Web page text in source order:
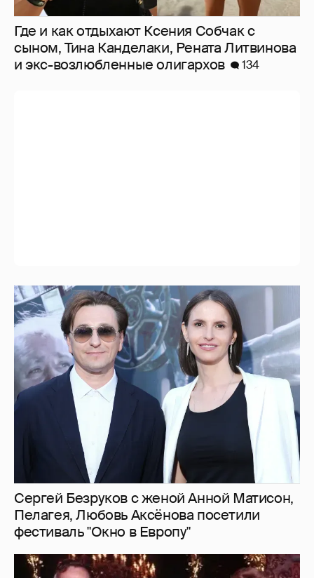
Где и как отдыхают Ксения Собчак с
сыном, Тина Канделаки, Рената Литвинова
и экс-возлюбленные олигархов
134
Сергей Безруков с женой Анной Матисон,
Пелагея, Любовь Аксёнова посетили
фестиваль "Окно в Европу"